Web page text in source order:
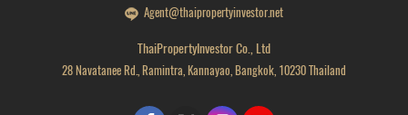
Agent@thaipropertyinvestor.net
ThaiPropertyInvestor Co., Ltd
28 Navatanee Rd., Ramintra, Kannayao, Bangkok, 10230 Thailand